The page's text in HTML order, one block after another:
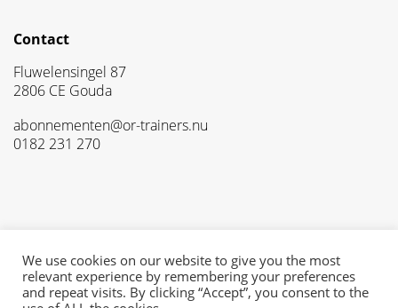
Contact
Fluwelensingel 87
2806 CE Gouda
abonnementen@or-trainers.nu
0182 231 270
Gebruikersvoorwaarden
Disclaimer
We use cookies on our website to give you the most
relevant experience by remembering your preferences
and repeat visits. By clicking “Accept”, you consent to the